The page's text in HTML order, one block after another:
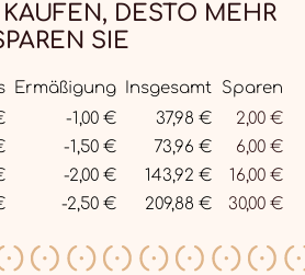
DESTO MEHR
SIE
Ermäßigung Insgesamt Sparen
-1,00 € 37,98 €
2,00 €
-1,50 € 73,96 €
6,00 €
-2,00 € 143,92 €
16,00 €
-2,50 € 209,88 € 30,00 €